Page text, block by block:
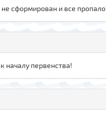
не сформирован и все
началу первенства!